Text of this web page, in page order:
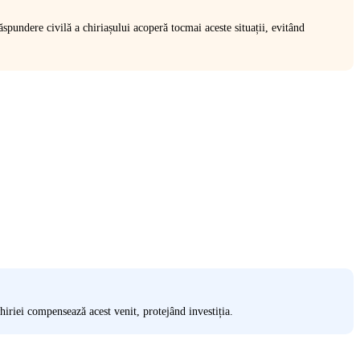
civilă a chiriașului acoperă tocmai aceste situații, evitând
compensează acest venit, protejând investiția.